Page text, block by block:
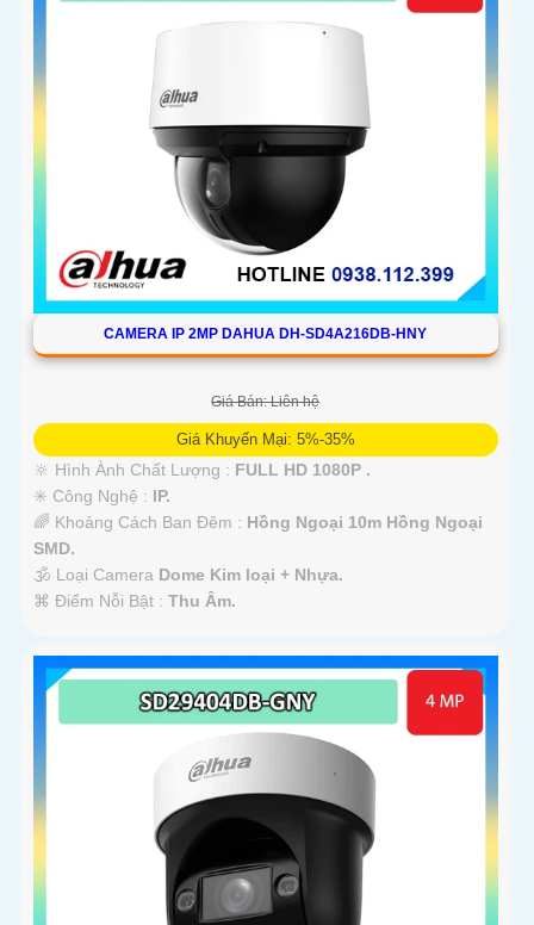
CAMERA IP 2MP DAHUA DH-SD4A216DB-HNY
Giá Bán: Liên hệ
Giá Khuyến Mại: 5%-35%
🔆 Hình Ành Chất Lượng : FULL HD 1080P .
✳️ Công Nghệ : IP.
🌈 Khoảng Cách Ban Đêm : Hồng Ngoại 10m Hồng Ngoại
SMD.
🕉️ Loại Camera Dome Kim loại + Nhựa.
️⌘ Điểm Nỗi Bật : Thu Âm.